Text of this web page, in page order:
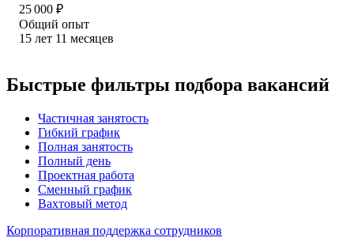
25 000 ₽
Общий опыт
15 лет 11 месяцев
Быстрые фильтры подбора вакансий
Частичная занятость
Гибкий график
Полная занятость
Полный день
Проектная работа
Сменный график
Вахтовый метод
Корпоративная поддержка сотрудников